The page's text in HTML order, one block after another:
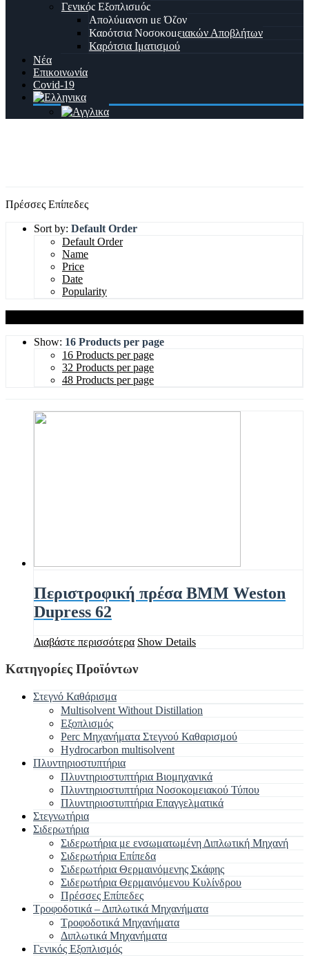
Γενικός Εξοπλισμός
Απολύμανση με Όζον
Καρότσια Νοσοκομειακών Αποβλήτων
Καρότσια Ιματισμού
Νέα
Επικοινωνία
Covid-19
Πρέσσες Επίπεδες
Sort by: Default Order
Default Order
Name
Price
Date
Popularity
Show: 16 Products per page
16 Products per page
32 Products per page
48 Products per page
Περιστροφική πρέσα BMM Weston
Dupress 62
Διαβάστε περισσότερα Show Details
Κατηγορίες Προϊόντων
Στεγνό Καθάρισμα
Multisolvent Without Distillation
Εξοπλισμός
Perc Μηχανήματα Στεγνού Καθαρισμού
Hydrocarbon multisolvent
Πλυντηριοστυπτήρια
Πλυντηριοστυπτήρια Βιομηχανικά
Πλυντηριοστυπτήρια Νοσοκομειακού Τύπου
Πλυντηριοστυπτήρια Επαγγελματικά
Στεγνωτήρια
Σιδερωτήρια
Σιδερωτήρια με ενσωματωμένη Διπλωτική Μηχανή
Σιδερωτήρια Επίπεδα
Σιδερωτήρια Θερμαινόμενης Σκάφης
Σιδερωτήρια Θερμαινόμενου Κυλίνδρου
Πρέσσες Επίπεδες
Τροφοδοτικά – Διπλωτικά Μηχανήματα
Τροφοδοτικά Μηχανήματα
Διπλωτικά Μηχανήματα
Γενικός Εξοπλισμός